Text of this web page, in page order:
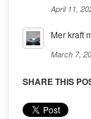
April 11,
Mer kraft
March 7,
SHARE THIS